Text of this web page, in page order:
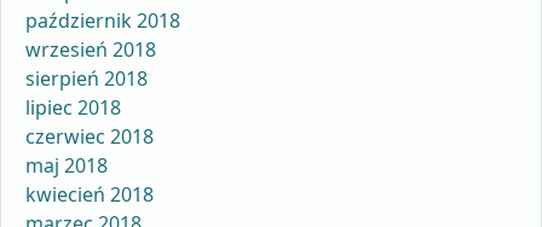
październik 2018
wrzesień 2018
sierpień 2018
lipiec 2018
czerwiec 2018
maj 2018
kwiecień 2018